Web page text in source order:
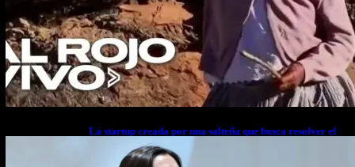
La startup creada por una salteña que busca resolver el
estrés financiero en Latinoamérica